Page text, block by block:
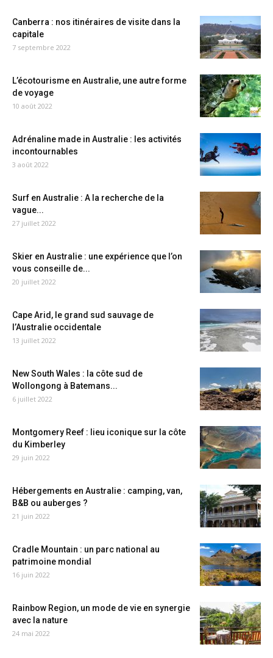
Canberra : nos itinéraires de visite dans la
capitale
7 septembre 2022
L’écotourisme en Australie, une autre forme
de voyage
10 août 2022
Adrénaline made in Australie : les activités
incontournables
3 août 2022
Surf en Australie : A la recherche de la
vague...
27 juillet 2022
Skier en Australie : une expérience que l’on
vous conseille de...
20 juillet 2022
Cape Arid, le grand sud sauvage de
l’Australie occidentale
13 juillet 2022
New South Wales : la côte sud de
Wollongong à Batemans...
6 juillet 2022
Montgomery Reef : lieu iconique sur la côte
du Kimberley
29 juin 2022
Hébergements en Australie : camping, van,
B&B ou auberges ?
21 juin 2022
Cradle Mountain : un parc national au
patrimoine mondial
16 juin 2022
Rainbow Region, un mode de vie en synergie
avec la nature
24 mai 2022